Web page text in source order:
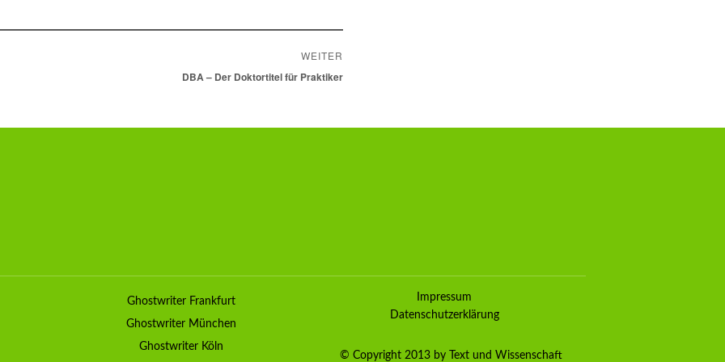
WEITER
DBA – Der Doktortitel für Praktiker
Ghostwriter Frankfurt
Ghostwriter München
Ghostwriter Köln
Impressum
Datenschutzerklärung
© Copyright 2013 by Text und Wissenschaft
TEXT& WISSENSCHAFT